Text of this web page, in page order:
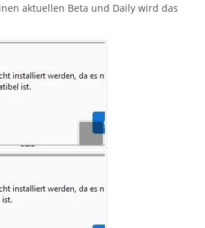
aktuellen Beta und Daily wird das